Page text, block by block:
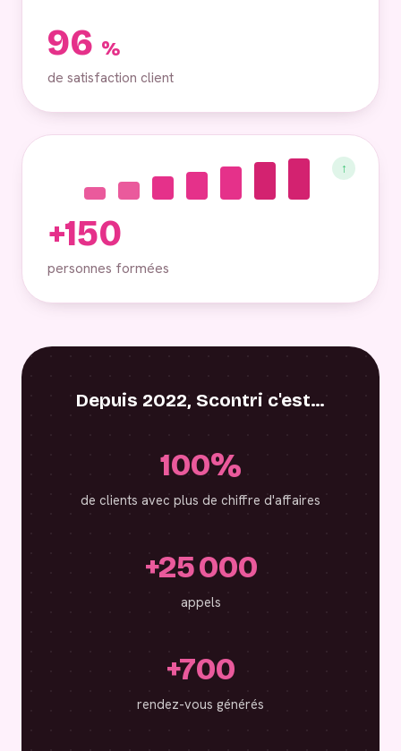
96 %
de satisfaction client
↑
+150
personnes formées
Depuis 2022, Scontri c'est…
100%
de clients avec plus de chiffre d'affaires
+25 000
appels
+700
rendez-vous générés